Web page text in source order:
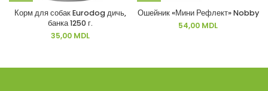
Корм для собак Eurodog дичь,
банка 1250 г.
35,00 MDL
Ошейник «Мини Рефлект» Nobby
54,00 MDL